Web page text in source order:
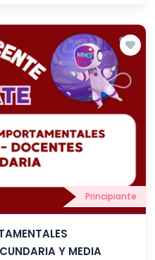
Principiante
Y MEDIA